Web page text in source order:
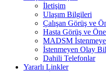
İletişim
Ulaşım Bilgileri
Çalışan Görüş ve
Hasta Görüş ve
MADSM
İstenmeyen Olay
Dahili Telefonlar
Yararlı Linkler